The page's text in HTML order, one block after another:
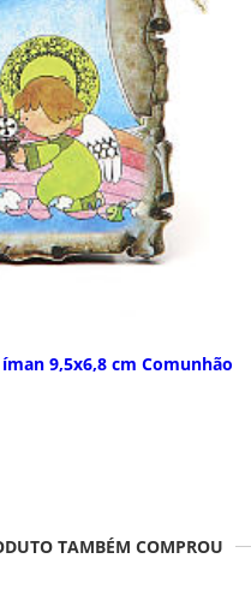
9,5x6,8 cm Comunhão
TAMBÉM COMPROU